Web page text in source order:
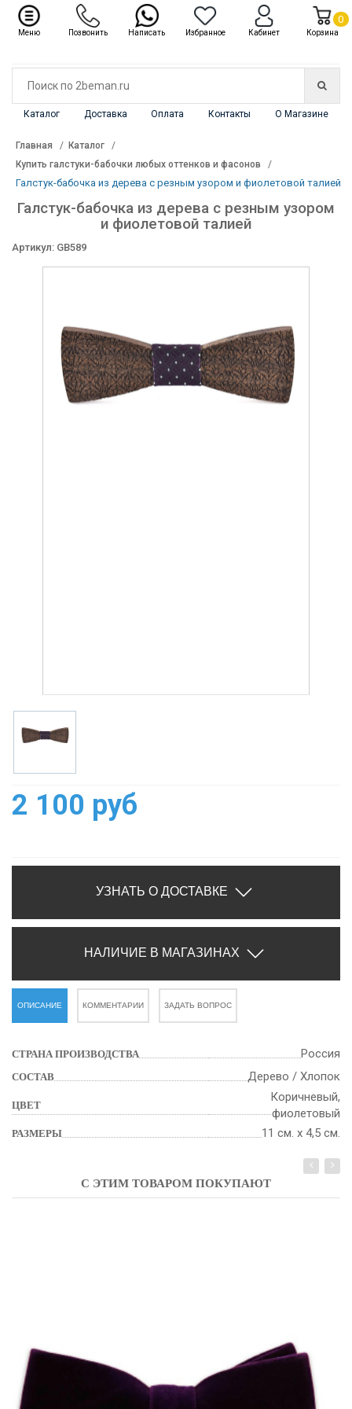
Каталог Доставка Оплата Контакты О Магазине
Каталог ✖
Главная
Каталог
Купить галстуки-бабочки любых оттенков и фасонов
Галстук-бабочка из дерева с резным узором и фиолетовой талией
Галстук-бабочка из дерева с резным узором
и фиолетовой талией
Артикул: GB589
2 100 руб
УЗНАТЬ О ДОСТАВКЕ
НАЛИЧИЕ В МАГАЗИНАХ
ОПИСАНИЕ КОММЕНТАРИИ ЗАДАТЬ ВОПРОС
СТРАНА ПРОИЗВОДСТВА Россия
СОСТАВ Дерево / Хлопок
ЦВЕТ
Коричневый,
фиолетовый
РАЗМЕРЫ 11 см. х 4,5 см.
С ЭТИМ ТОВАРОМ ПОКУПАЮТ
Меню Позвонить Написать Избранное Кабинет Корзина
0